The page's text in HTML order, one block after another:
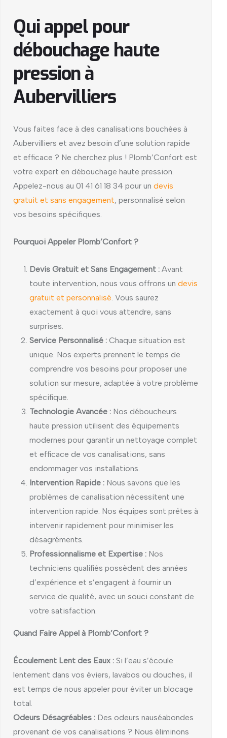
Qui appel pour
débouchage haute
pression à
Aubervilliers
Vous faites face à des canalisations bouchées à
Aubervilliers et avez besoin d’une solution rapide
et efficace ? Ne cherchez plus ! Plomb’Confort est
votre expert en débouchage haute pression.
Appelez-nous au 01 41 61 18 34 pour un devis
gratuit et sans engagement, personnalisé selon
vos besoins spécifiques.
Pourquoi Appeler Plomb’Confort ?
Devis Gratuit et Sans Engagement : Avant
toute intervention, nous vous offrons un devis
gratuit et personnalisé. Vous saurez
exactement à quoi vous attendre, sans
surprises.
Service Personnalisé : Chaque situation est
unique. Nos experts prennent le temps de
comprendre vos besoins pour proposer une
solution sur mesure, adaptée à votre problème
spécifique.
Technologie Avancée : Nos déboucheurs
haute pression utilisent des équipements
modernes pour garantir un nettoyage complet
et efficace de vos canalisations, sans
endommager vos installations.
Intervention Rapide : Nous savons que les
problèmes de canalisation nécessitent une
intervention rapide. Nos équipes sont prêtes à
intervenir rapidement pour minimiser les
désagréments.
Professionnalisme et Expertise : Nos
techniciens qualifiés possèdent des années
d’expérience et s’engagent à fournir un
service de qualité, avec un souci constant de
votre satisfaction.
Quand Faire Appel à Plomb’Confort ?
Écoulement Lent des Eaux : Si l’eau s’écoule
lentement dans vos éviers, lavabos ou douches, il
est temps de nous appeler pour éviter un blocage
total.
Odeurs Désagréables : Des odeurs nauséabondes
provenant de vos canalisations ? Nous éliminons